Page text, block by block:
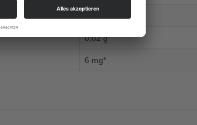
0,02 g
6 mg*